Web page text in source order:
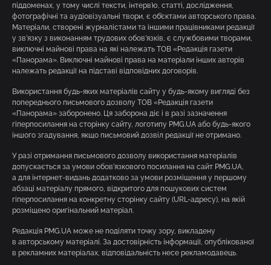
піддоменах, у тому числі тексти, інтерв’ю, статті, дослідження,
фотографічні та аудіовізуальні твори, є об’єктами авторського права.
Матеріали, створені журналістами та іншими працівниками редакції
у зв’язку з виконанням трудових обов’язків, є службовими творами,
виключні майнові права на які належать ТОВ «Редакція газети
«Панорама». Виключні майнові права на матеріали інших авторів
належать редакції на підставі відповідних договорів.
Використання будь-яких матеріалів сайту у будь-якому вигляді без
попереднього письмового дозволу ТОВ «Редакція газети
«Панорама» заборонено. Ця заборона діє і в разі зазначення
гіперпосилання на сторінку сайту, логотипу PMG.UA або будь-якого
іншого згадування, якщо письмовий дозвіл редакції не отримано.
У разі отримання письмового дозволу використання матеріалів
допускається за умови обов’язкового посилання на сайт PMG.UA,
а для інтернет-видань додатково за умови розміщення у першому
абзаці матеріалу прямого, відкритого для пошукових систем
гіперпосилання на конкретну сторінку сайту (URL-адресу), на якій
розміщено оригінальний матеріал.
Редакція PMG.UA може не поділяти точку зору, викладену
в авторському матеріалі. За достовірність інформації, опублікованої
в рекламних матеріалах, відповідальність несе рекламодавець.